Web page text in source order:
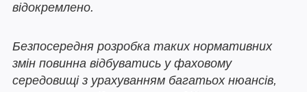
відокремлено.
Безпосередня розробка таких нормативних
змін повинна відбуватись у фаховому
середовищі з урахуванням багатьох нюансів,